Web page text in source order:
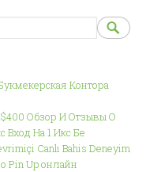

Контора
$400 Обзор И Отзывы О
Вход На 1 Икс Бе
Canlı Bahis Deneyim
Pin Up онлайн